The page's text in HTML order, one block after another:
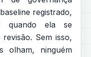
registrado,
quando ela se
Sem isso,
olham, ninguém